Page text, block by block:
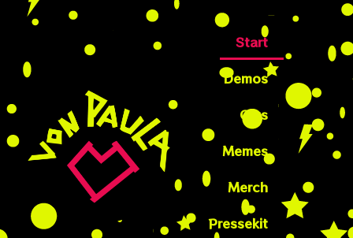
Start
Demos
Gigs
Memes
Merch
Pressekit